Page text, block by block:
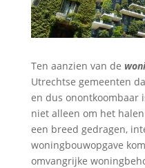
Ten aanzien van de
Utrechtse gemeenten
en dus onontkoombaar
niet alleen om het
een breed gedragen,
woningbouwopgave
omvangrijke